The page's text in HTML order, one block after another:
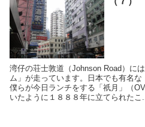
湾仔の荘士敦道（Johnson Road）に
ム」が走っています。日本でも有名な
僕らが今日ランチをする「祇月」（
いたように１８８８年に立てられたこ...